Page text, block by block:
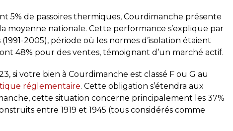
5% de passoires thermiques, Courdimanche présente
nationale. Cette performance s’explique par
2005), période où les normes d’isolation étaient
48% pour des ventes, témoignant d’un marché actif.
si votre bien à Courdimanche est classé F ou G au
réglementaire. Cette obligation s’étendra aux
cette situation concerne principalement les 37%
entre 1919 et 1945 (tous considérés comme